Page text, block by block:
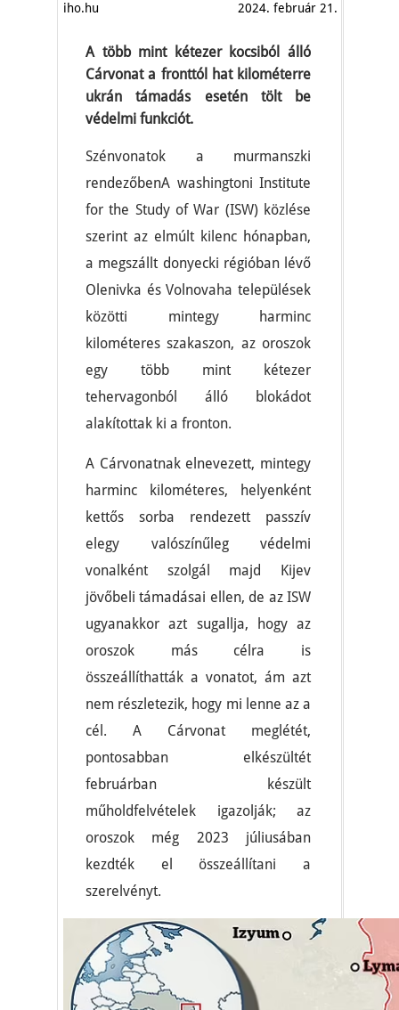
iho.hu 2024. február 21.
A több mint kétezer kocsiból álló
Cárvonat a fronttól hat kilométerre
ukrán támadás esetén tölt be
védelmi funkciót.
Szénvonatok a murmanszki
rendezőbenA washingtoni Institute
for the Study of War (ISW) közlése
szerint az elmúlt kilenc hónapban,
a megszállt donyecki régióban lévő
Olenivka és Volnovaha települések
közötti mintegy harminc
kilométeres szakaszon, az oroszok
egy több mint kétezer
tehervagonból álló blokádot
alakítottak ki a fronton.
A Cárvonatnak elnevezett, mintegy
harminc kilométeres, helyenként
kettős sorba rendezett passzív
elegy valószínűleg védelmi
vonalként szolgál majd Kijev
jövőbeli támadásai ellen, de az ISW
ugyanakkor azt sugallja, hogy az
oroszok más célra is
összeállíthatták a vonatot, ám azt
nem részletezik, hogy mi lenne az a
cél. A Cárvonat meglétét,
pontosabban elkészültét
februárban készült
műholdfelvételek igazolják; az
oroszok még 2023 júliusában
kezdték el összeállítani a
szerelvényt.